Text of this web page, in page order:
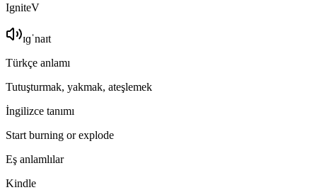
IgniteV
ɪɡˈnaɪt
Türkçe anlamı
Tutuşturmak, yakmak, ateşlemek
İngilizce tanımı
Start burning or explode
Eş anlamlılar
Kindle